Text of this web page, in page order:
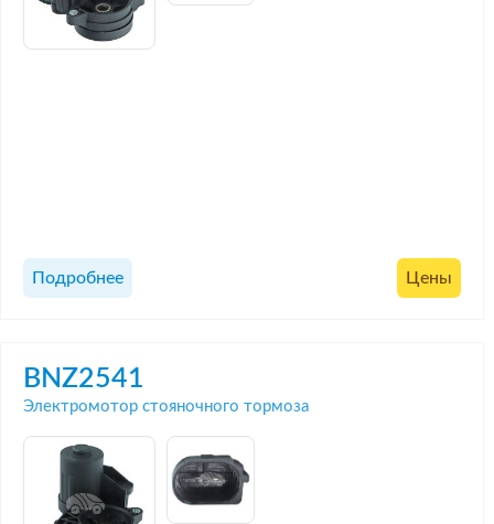
Подробнее Цены
BNZ2541
Электромотор стояночного тормоза